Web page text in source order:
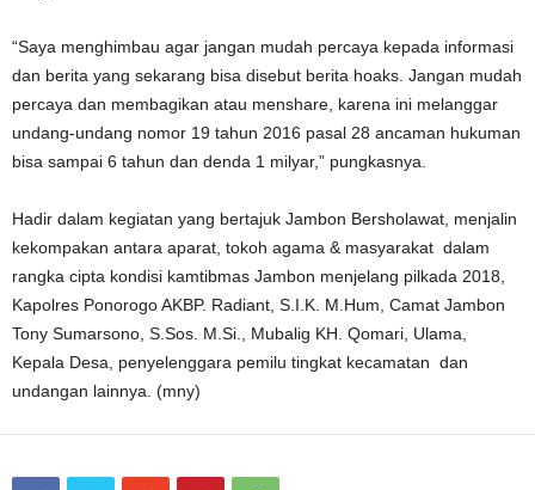
“Saya menghimbau agar jangan mudah percaya kepada informasi
dan berita yang sekarang bisa disebut berita hoaks. Jangan mudah
percaya dan membagikan atau menshare, karena ini melanggar
undang-undang nomor 19 tahun 2016 pasal 28 ancaman hukuman
bisa sampai 6 tahun dan denda 1 milyar,” pungkasnya.
Hadir dalam kegiatan yang bertajuk Jambon Bersholawat, menjalin
kekompakan antara aparat, tokoh agama & masyarakat dalam
rangka cipta kondisi kamtibmas Jambon menjelang pilkada 2018,
Kapolres Ponorogo AKBP. Radiant, S.I.K. M.Hum, Camat Jambon
Tony Sumarsono, S.Sos. M.Si., Mubalig KH. Qomari, Ulama,
Kepala Desa, penyelenggara pemilu tingkat kecamatan dan
undangan lainnya. (mny)